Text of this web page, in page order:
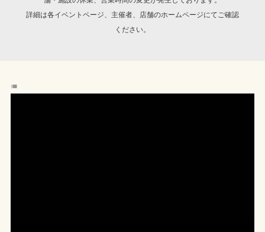
詳細は各イベントページ、主催者、店舗のホームページにてご確認
ください。
